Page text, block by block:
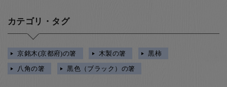
カテゴリ・タグ
京銘木(京都府)の箸 木製の箸
黒柿
八角の箸
黒色（ブラック）の箸